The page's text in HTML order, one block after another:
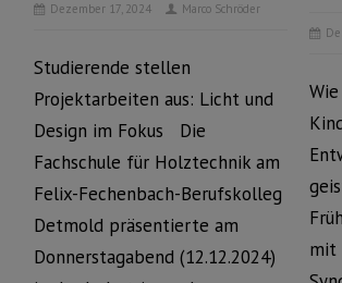
Dezember 17, 2024 Marco Schröder
Studierende stellen
Projektarbeiten aus: Licht und
Design im Fokus Die
Fachschule für Holztechnik am
Felix-Fechenbach-Berufskolleg
Detmold präsentierte am
Donnerstagabend (12.12.2024)
mit